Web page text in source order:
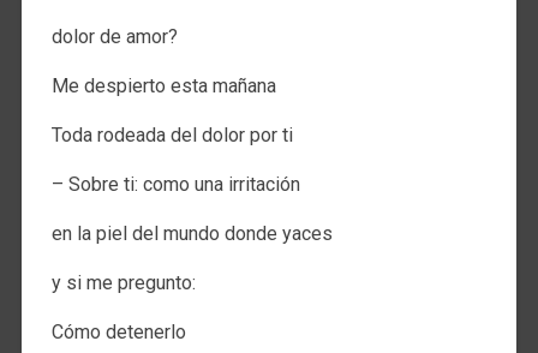
dolor de amor?
Me despierto esta mañana
Toda rodeada del dolor por ti
– Sobre ti: como una irritación
en la piel del mundo donde yaces
y si me pregunto:
Cómo detenerlo